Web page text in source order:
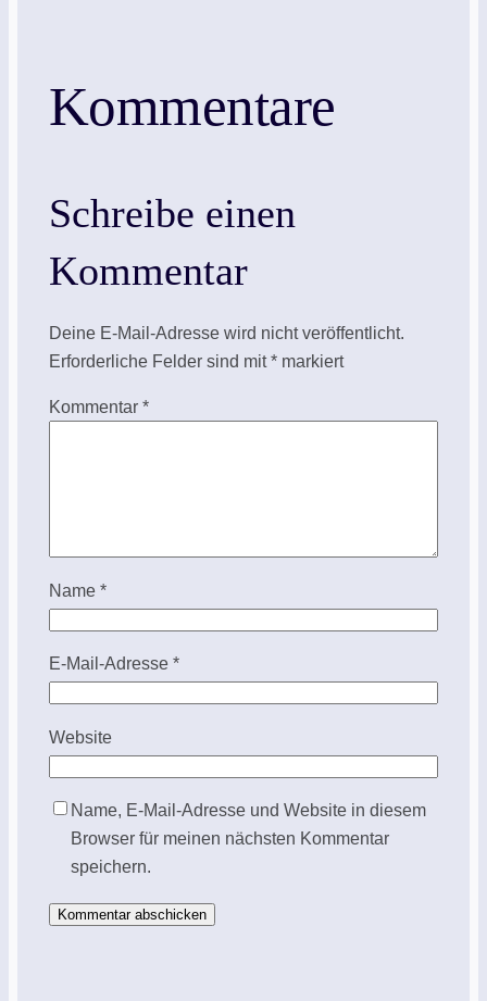
Kommentare
Schreibe einen
Kommentar
Deine E-Mail-Adresse wird nicht veröffentlicht.
Erforderliche Felder sind mit*markiert
Kommentar *
Name *
E-Mail-Adresse *
Website
Name, E-Mail-Adresse und Website in diesem
Browser für meinen nächsten Kommentar
speichern.